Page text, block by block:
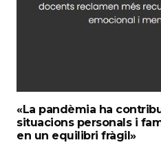
«La pandèmia ha
situacions personals i
en un equilibri fràgil»